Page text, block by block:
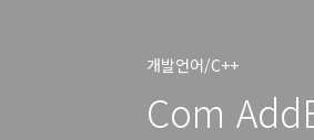
개발언어/C++
Com